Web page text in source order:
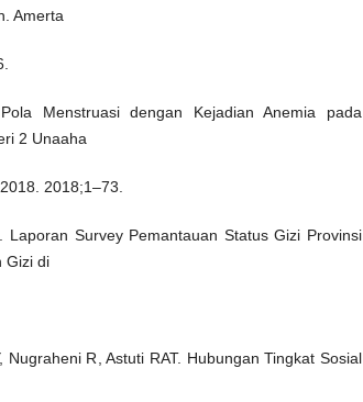
Amerta
Menstruasi dengan Kejadian Anemia pada
2 Unaaha
2018;1–73.
Laporan Survey Pemantauan Status Gizi Provinsi
Gizi di
Nugraheni R, Astuti RAT. Hubungan Tingkat Sosial